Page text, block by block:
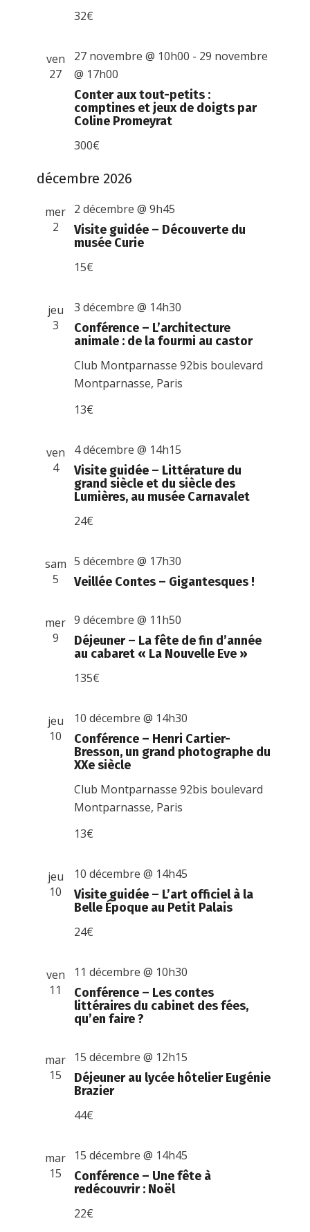
32€
ven
27
Conter aux tout-petits :
comptines et jeux de doigts par
Coline Promeyrat
27 novembre @ 10h00 - 29 novembre
@ 17h00
300€
décembre 2026
mer
2
Visite guidée – Découverte du
musée Curie
2 décembre @ 9h45
15€
jeu
3
Conférence – L’architecture
animale : de la fourmi au castor
3 décembre @ 14h30
Club Montparnasse92bis boulevard
Montparnasse, Paris
13€
ven
4
Visite guidée – Littérature du
grand siècle et du siècle des
Lumières, au musée Carnavalet
4 décembre @ 14h15
24€
sam
5
Veillée Contes – Gigantesques !
5 décembre @ 17h30
mer
9
Déjeuner – La fête de fin d’année
au cabaret « La Nouvelle Eve »
9 décembre @ 11h50
135€
jeu
10
Conférence – Henri Cartier-
Bresson, un grand photographe du
XXe siècle
10 décembre @ 14h30
Club Montparnasse92bis boulevard
Montparnasse, Paris
13€
jeu
10
Visite guidée – L’art officiel à la
Belle Époque au Petit Palais
10 décembre @ 14h45
24€
ven
11
Conférence – Les contes
littéraires du cabinet des fées,
qu’en faire ?
11 décembre @ 10h30
mar
15
Déjeuner au lycée hôtelier Eugénie
Brazier
15 décembre @ 12h15
44€
mar
15
Conférence – Une fête à
redécouvrir : Noël
15 décembre @ 14h45
22€